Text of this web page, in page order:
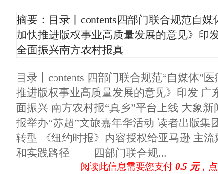
摘要：目录丨contents四部门联合规范自
加快推进版权事业高质量发展的意见》印
全面振兴南方农村报真
目录丨contents 四部门联合规范“自媒体”
推进版权事业高质量发展的意见》印发 广
面振兴 南方农村报“真乡”平台上线 大象
报举办“苏超”文旅嘉年华活动 读者出版集
转型 《纽约时报》内容授权给亚马逊 主
和实践路径 四部门联合规...
阅读此信息需要您支付 0.5 元，